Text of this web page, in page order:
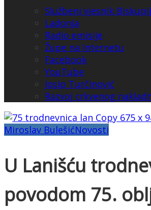
Službeni vjesnik
Ladonja
Radio emisije
Župe na Internetu
Facebook
YouTube
Josip Turčinović
Razvoj crkvenog
Miroslav BulešićNovosti
U Lanišću
povodom 75.